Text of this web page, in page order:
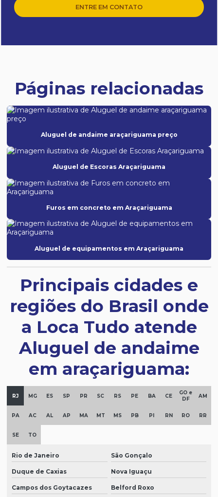
ENTRE EM CONTATO
Páginas relacionadas
Aluguel de andaime araçariguama preço
Aluguel de Escoras Araçariguama
Furos em concreto em Araçariguama
Aluguel de equipamentos em Araçariguama
Principais cidades e
regiões do Brasil onde
a Loca Tudo atende
Aluguel de andaime
em araçariguama:
RJ MG ES SP PR SC RS PE BA CE
GO e
DF
AM
PA AC AL AP MA MT MS PB PI RN RO RR
SE TO
Rio de Janeiro São Gonçalo
Duque de Caxias Nova Iguaçu
Campos dos Goytacazes Belford Roxo